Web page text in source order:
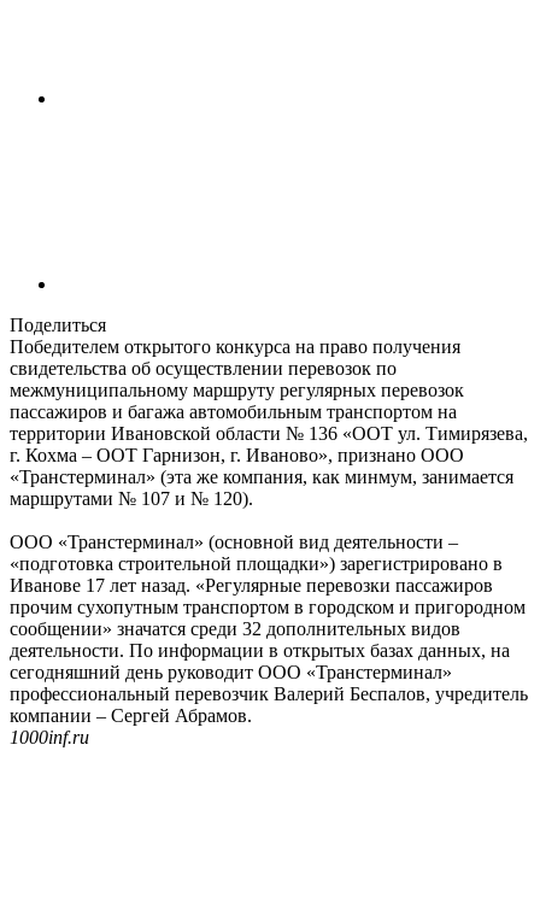
Поделиться
Победителем открытого конкурса на право получения
свидетельства об осуществлении перевозок по
межмуниципальному маршруту регулярных перевозок
пассажиров и багажа автомобильным транспортом на
территории Ивановской области № 136 «ООТ ул. Тимирязева,
г. Кохма – ООТ Гарнизон, г. Иваново», признано ООО
«Транстерминал» (эта же компания, как минмум, занимается
маршрутами № 107 и № 120).
ООО «Транстерминал» (основной вид деятельности –
«подготовка строительной площадки») зарегистрировано в
Иванове 17 лет назад. «Регулярные перевозки пассажиров
прочим сухопутным транспортом в городском и пригородном
сообщении» значатся среди 32 дополнительных видов
деятельности. По информации в открытых базах данных, на
сегодняшний день руководит ООО «Транстерминал»
профессиональный перевозчик Валерий Беспалов, учредитель
компании – Сергей Абрамов.
1000inf.ru